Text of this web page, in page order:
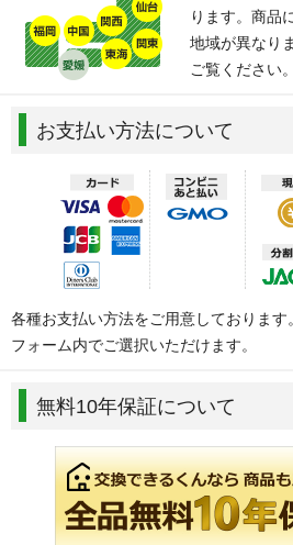
ります。商品
地域が異なり
ご覧ください。
お支払い方法について
各種お支払い方法をご用意しておりま
フォーム内でご選択いただけます。
無料10年保証について